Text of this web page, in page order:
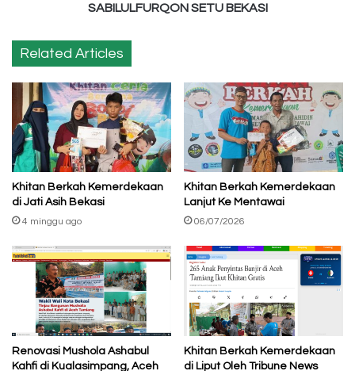
SABILULFURQON SETU BEKASI
Related Articles
Khitan Berkah Kemerdekaan
di Jati Asih Bekasi
4 minggu ago
Khitan Berkah Kemerdekaan
Lanjut Ke Mentawai
06/07/2026
Renovasi Mushola Ashabul
Kahfi di Kualasimpang, Aceh
Khitan Berkah Kemerdekaan
di Liput Oleh Tribune News